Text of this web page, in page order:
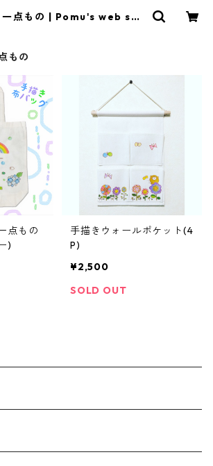
一点もの | Pomu's web sho
もの
点もの
)
手描きウォールポケット(4
P)
¥2,500
SOLD OUT